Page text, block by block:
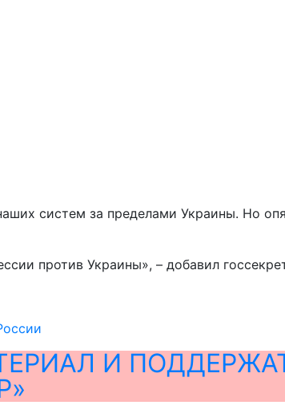
систем за пределами Украины. Но
против Украины», – добавил
И